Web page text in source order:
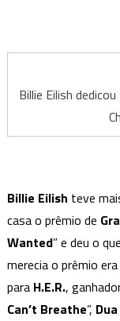
Billie Eilish
Billie Eilish teve
casa o prêmio de
Wanted” e deu o
merecia o prêmio era
para H.E.R.,
Can’t Breathe”,